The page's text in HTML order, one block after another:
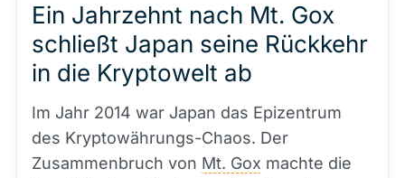
Ein Jahrzehnt nach Mt. Gox
schließt Japan seine Rückkehr
in die Kryptowelt ab
Im Jahr 2014 war Japan das Epizentrum
des Kryptowährungs-Chaos. Der
Zusammenbruch von Mt. Gox machte die